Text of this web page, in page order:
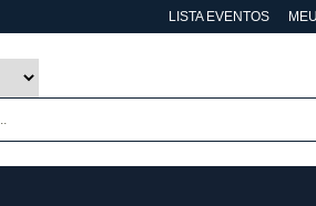
LISTA EVENTOS